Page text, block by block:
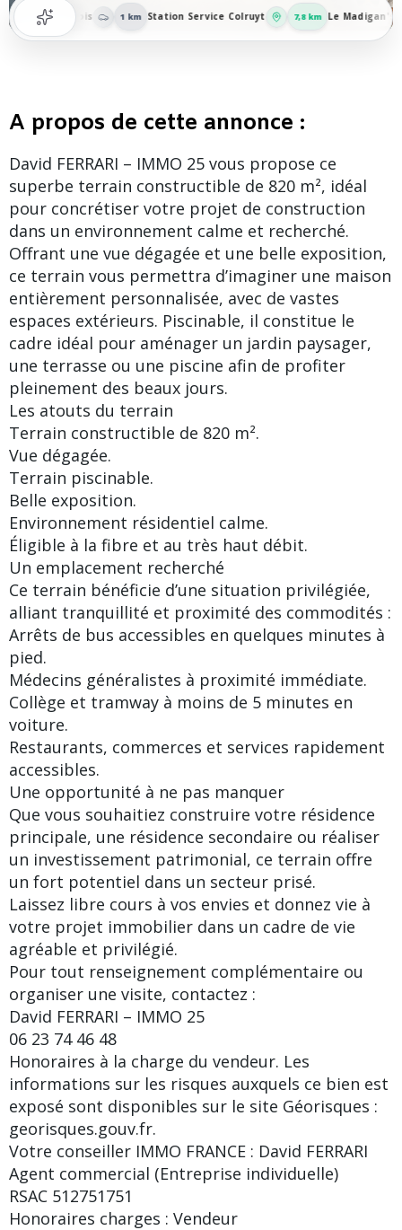
de Franois 1 km Station Service Colruyt 7,8 km Le Madigan's
A propos de cette annonce :
David FERRARI – IMMO 25 vous propose ce
superbe terrain constructible de 820 m², idéal
pour concrétiser votre projet de construction
dans un environnement calme et recherché.
Offrant une vue dégagée et une belle exposition,
ce terrain vous permettra d’imaginer une maison
entièrement personnalisée, avec de vastes
espaces extérieurs. Piscinable, il constitue le
cadre idéal pour aménager un jardin paysager,
une terrasse ou une piscine afin de profiter
pleinement des beaux jours.
Les atouts du terrain
Terrain constructible de 820 m².
Vue dégagée.
Terrain piscinable.
Belle exposition.
Environnement résidentiel calme.
Éligible à la fibre et au très haut débit.
Un emplacement recherché
Ce terrain bénéficie d’une situation privilégiée,
alliant tranquillité et proximité des commodités :
Arrêts de bus accessibles en quelques minutes à
pied.
Médecins généralistes à proximité immédiate.
Collège et tramway à moins de 5 minutes en
voiture.
Restaurants, commerces et services rapidement
accessibles.
Une opportunité à ne pas manquer
Que vous souhaitiez construire votre résidence
principale, une résidence secondaire ou réaliser
un investissement patrimonial, ce terrain offre
un fort potentiel dans un secteur prisé.
Laissez libre cours à vos envies et donnez vie à
votre projet immobilier dans un cadre de vie
agréable et privilégié.
Pour tout renseignement complémentaire ou
organiser une visite, contactez :
David FERRARI – IMMO 25
06 23 74 46 48
Honoraires à la charge du vendeur. Les
informations sur les risques auxquels ce bien est
exposé sont disponibles sur le site Géorisques :
georisques.gouv.fr.
Votre conseiller IMMO FRANCE : David FERRARI
Agent commercial (Entreprise individuelle)
RSAC 512751751
Honoraires charges : Vendeur